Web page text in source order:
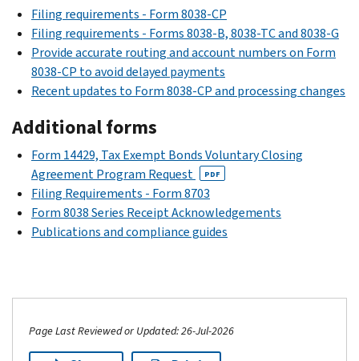
Filing requirements - Form 8038-CP
Filing requirements - Forms 8038-B, 8038-TC and 8038-G
Provide accurate routing and account numbers on Form
8038-CP to avoid delayed payments
Recent updates to Form 8038-CP and processing changes
Additional forms
Form 14429, Tax Exempt Bonds Voluntary Closing
Agreement Program Request
PDF
Filing Requirements - Form 8703
Form 8038 Series Receipt Acknowledgements
Publications and compliance guides
Page Last Reviewed or Updated: 26-Jul-2026